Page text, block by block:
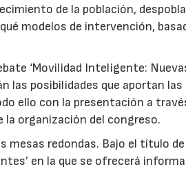
de la población,
modelos de intervención,
‘Movilidad Inteligente:
las posibilidades que aportan
ello con la presentación a
organización del congreso.
mesas redondas. Bajo el título
en la que se ofrecerá